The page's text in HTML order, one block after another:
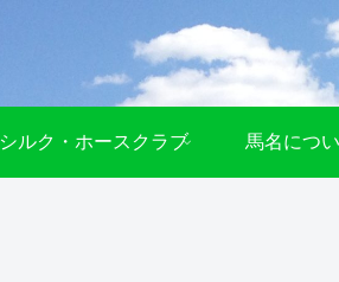
シルク・ホースクラブ 馬名につ